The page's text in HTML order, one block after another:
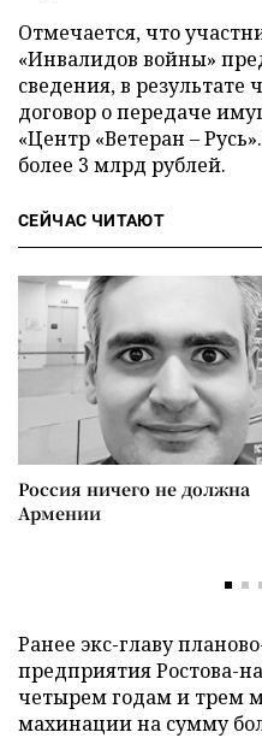
Отмечается, что
«Инвалидов войны»
сведения, в результате
договор о передаче
«Центр «Ветеран –
более 3 млрд рублей.
СЕЙЧАС ЧИТАЮТ
Россия ничего не должна
Армении
Ранее экс-главу
предприятия Ростова-
четырем годам и трем
махинации на сумму